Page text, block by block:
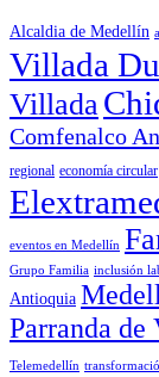
Alcaldia de Medellín
Villada
Villada
Comfenalco
regional economía circular
eventos en Medellín
Grupo Familia inclusión
Antioquia
Parranda de
Telemedellín